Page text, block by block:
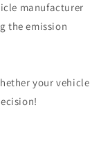
manufacturer
the emission
your vehicle